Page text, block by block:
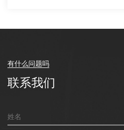
有什么问题吗
联系我们